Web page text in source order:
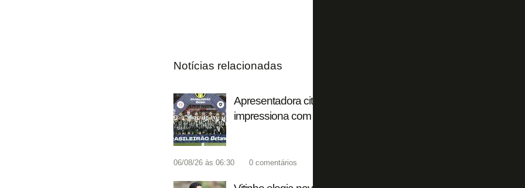
Notícias relacionadas
Apresentadora cita procuras de Flamengo, Palmeiras e
impressiona com sucesso do Botafogo de 2024
06/08/26 às 06:30 0 comentários